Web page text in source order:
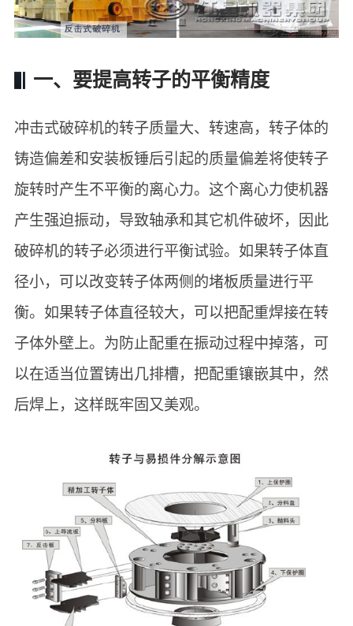
一、要提高转子的平衡精度
冲击式破碎机的转子质量大、转速高，转子体的
铸造偏差和安装板锤后引起的质量偏差将使转子
旋转时产生不平衡的离心力。这个离心力使机器
产生强迫振动，导致轴承和其它机件破坏，因此
破碎机的转子必须进行平衡试验。如果转子体直
径小，可以改变转子体两侧的堵板质量进行平
衡。如果转子体直径较大，可以把配重焊接在转
子体外壁上。为防止配重在振动过程中掉落，可
以在适当位置铸出几排槽，把配重镶嵌其中，然
后焊上，这样既牢固又美观。